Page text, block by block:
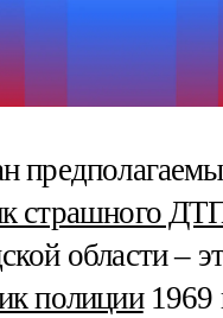
страшного
области –
полиции1969